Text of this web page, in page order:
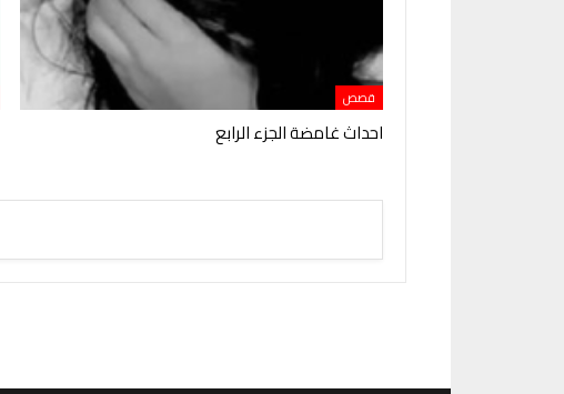
قصص
احداث غامضة الجزء الرابع